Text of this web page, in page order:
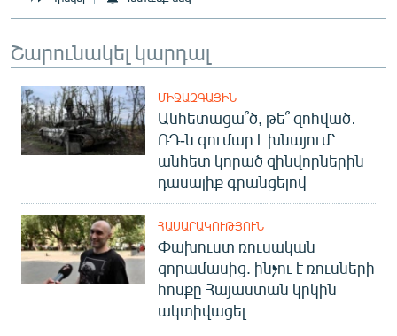
Շարունակել կարդալ
ՄԻՋԱԶԳԱՅԻՆ
Անհետացա՞ծ, թե՞ զոհված․
ՌԴ-ն գումար է խնայում՝
անհետ կորած զինվորներին
դասալիք գրանցելով
ՀԱՍԱՐԱԿՈՒԹՅՈՒՆ
Փախուստ ռուսական
զորամասից. ինչու է ռուսների
հոսքը Հայաստան կրկին
ակտիվացել